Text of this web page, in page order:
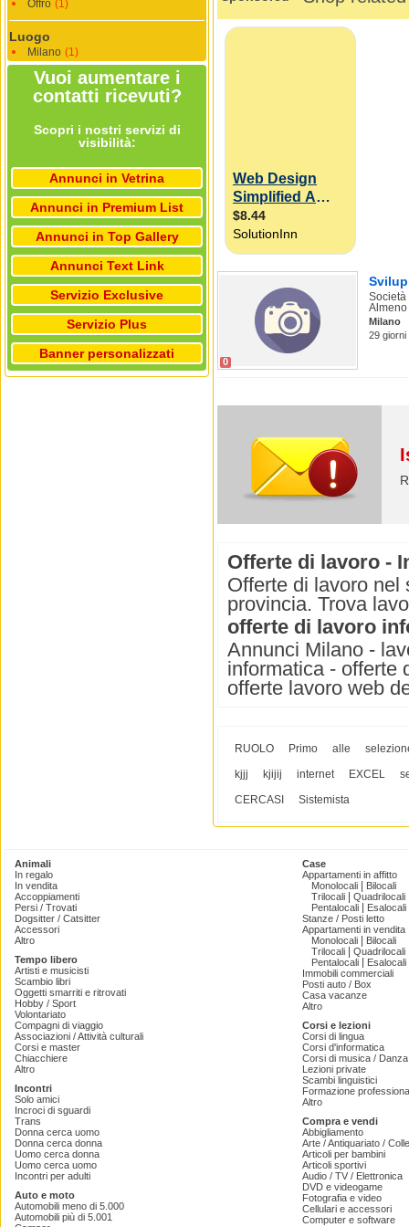
Offro (1)
Luogo
Milano (1)
Vuoi aumentare i
contatti ricevuti?
Scopri i nostri servizi di
visibilità:
Annunci in Vetrina
Annunci in Premium List
Annunci in Top Gallery
Annunci Text Link
Servizio Exclusive
Servizio Plus
Banner personalizzati
0
Società
Almeno
Milano
29 giorni
Offerte di lavoro -
Offerte di lavoro nel
provincia. Trova
offerte di lavoro
Annunci Milano -
informatica - offerte
offerte lavoro web
RUOLO Primo alle
kjjj
kjijij internet EXCEL
CERCASI
Sistemista
Animali
In regalo
In vendita
Accoppiamenti
Persi / Trovati
Dogsitter / Catsitter
Accessori
Altro
Tempo libero
Artisti e musicisti
Scambio libri
Oggetti smarriti e ritrovati
Hobby / Sport
Volontariato
Compagni di viaggio
Associazioni / Attività culturali
Corsi e master
Chiacchiere
Altro
Incontri
Solo amici
Incroci di sguardi
Trans
Donna cerca uomo
Donna cerca donna
Uomo cerca donna
Uomo cerca uomo
Incontri per adulti
Auto e moto
Automobili meno di 5.000
Automobili più di 5.001
Case
Appartamenti in affitto
Monolocali
Bilocali
Trilocali
Quadrilocali
Pentalocali
Esalocali
Stanze / Posti letto
Appartamenti in vendita
Monolocali
Bilocali
Trilocali
Quadrilocali
Pentalocali
Esalocali
Immobili commerciali
Posti auto / Box
Casa vacanze
Altro
Corsi e lezioni
Corsi di lingua
Corsi d'informatica
Corsi di musica /
Lezioni private
Scambi linguistici
Formazione
Altro
Compra e vendi
Abbigliamento
Arte / Antiquariato /
Articoli per bambini
Articoli sportivi
Audio / TV / Elettronica
DVD e videogame
Fotografia e video
Cellulari e accessori
Computer e software